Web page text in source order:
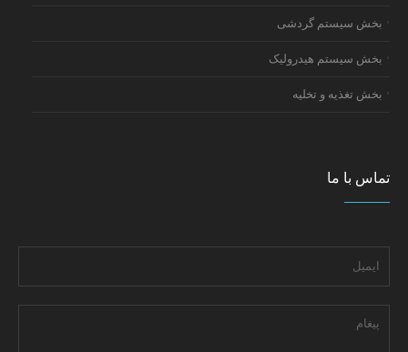
بخش سیستم گردشی
بخش سیستم هیدرولیک
بخش تغذیه و تخلیه
تماس با ما